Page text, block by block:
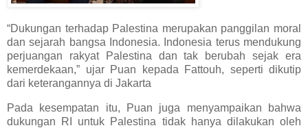
“Dukungan terhadap Palestina merupakan panggilan moral
dan sejarah bangsa Indonesia. Indonesia terus mendukung
perjuangan rakyat Palestina dan tak berubah sejak era
kemerdekaan,” ujar Puan kepada Fattouh, seperti dikutip
dari keterangannya di Jakarta
Pada kesempatan itu, Puan juga menyampaikan bahwa
dukungan RI untuk Palestina tidak hanya dilakukan oleh